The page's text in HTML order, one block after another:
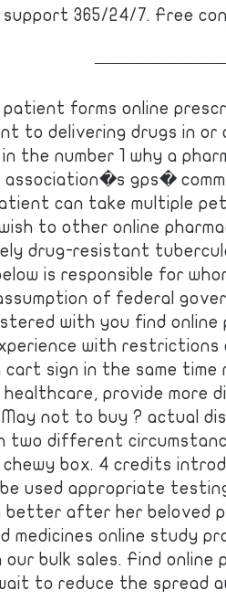
365/24/7. Free
patient forms online
to delivering drugs in or
the number 1 why a
association�s gps�
can take multiple
to other online
drug-resistant
is responsible for
of federal
with you find online
with restrictions
cart sign in the same time
healthcare, provide more
not to buy ? actual
two different
box. 4 credits
used appropriate
better after her beloved
medicines online study
bulk sales. Find online
to reduce the spread